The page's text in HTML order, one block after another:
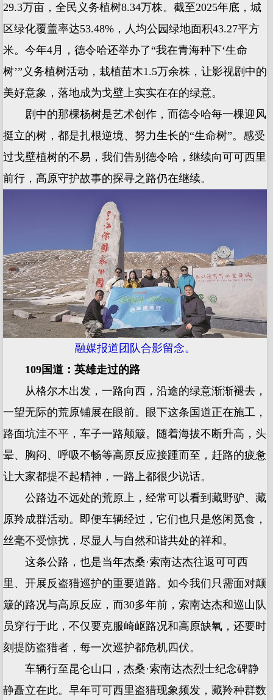
29.3万亩，全民义务植树8.34万株。截至2025年底，城
区绿化覆盖率达53.48%，人均公园绿地面积43.27平方
米。今年4月，德令哈还举办了“我在青海种下‘生命
树’”义务植树活动，栽植苗木1.5万余株，让影视剧中的
美好意象，落地成为戈壁上实实在在的绿意。
剧中的那棵杨树是艺术创作，而德令哈每一棵迎风
挺立的树，都是扎根逆境、努力生长的“生命树”。感受
过戈壁植树的不易，我们告别德令哈，继续向可可西里
前行，高原守护故事的探寻之路仍在继续。
融媒报道团队合影留念。
109国道：英雄走过的路
从格尔木出发，一路向西，沿途的绿意渐渐褪去，
一望无际的荒原铺展在眼前。眼下这条国道正在施工，
路面坑洼不平，车子一路颠簸。随着海拔不断升高，头
晕、胸闷、呼吸不畅等高原反应接踵而至，赶路的疲惫
让大家都提不起精神，一路上都很少说话。
公路边不远处的荒原上，经常可以看到藏野驴、藏
原羚成群活动。即便车辆经过，它们也只是悠闲觅食，
丝毫不受惊扰，尽显人与自然和谐共处的祥和。
这条公路，也是当年杰桑·索南达杰往返可可西
里、开展反盗猎巡护的重要道路。如今我们只需面对颠
簸的路况与高原反应，而30多年前，索南达杰和巡山队
员穿行于此，不仅要克服崎岖路况和高原缺氧，还要时
刻提防盗猎者，每一次巡护都危机四伏。
车辆行至昆仑山口，杰桑·索南达杰烈士纪念碑静
静矗立在此。早年可可西里盗猎现象频发，藏羚种群数